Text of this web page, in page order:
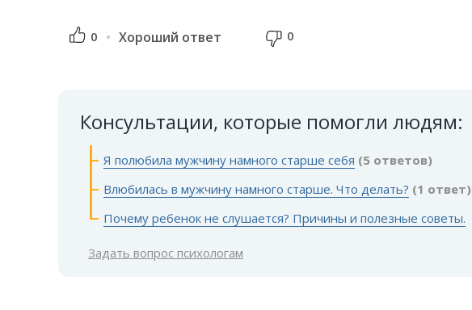
0 Хороший ответ 0
Консультации, которые помогли людям:
Я полюбила мужчину намного старше себя (5 ответов)
Влюбилась в мужчину намного старше. Что делать? (1 ответ)
Почему ребенок не слушается? Причины и полезные советы.
Задать вопрос психологам